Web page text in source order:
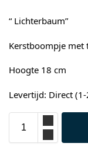
“ Lichterbaum”
Kerstboompje met
Hoogte 18 cm
Levertijd: Direct